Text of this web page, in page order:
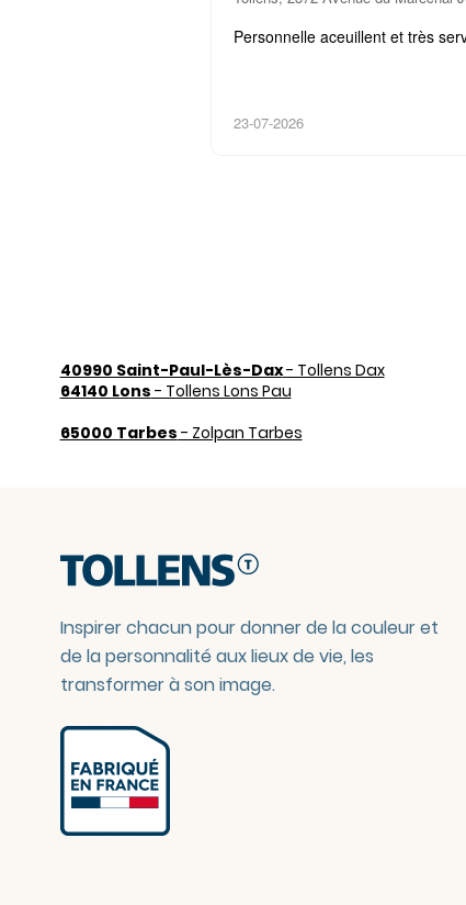
Personnelle aceuillent et très
23-07-2026
40990 Saint-Paul-Lès-Dax- Tollens Dax
64140 Lons - Tollens Lons Pau
65000 Tarbes - Zolpan Tarbes
Inspirer chacun pour donner de la couleur et
de la personnalité aux lieux de vie, les
transformer à son image.